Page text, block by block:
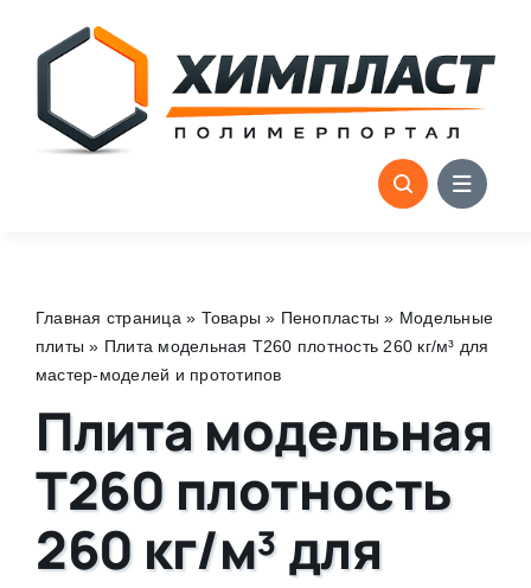
content
Главная страница » Товары » Пенопласты » Модельные
плиты » Плита модельная Т260 плотность 260 кг/м³ для
мастер-моделей и прототипов
Плита модельная
Т260 плотность
260 кг/м³ для